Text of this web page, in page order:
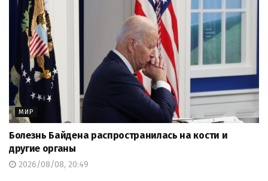
МИР
Болезнь Байдена распространилась на кости и
другие органы
2026/08/08, 20:49